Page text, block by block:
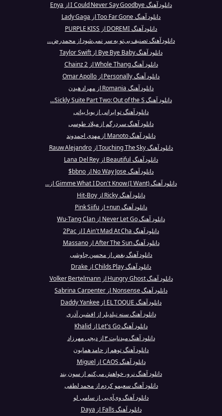
دانلود آهنگ I Could Never Say Goodbye از Enya
دانلود آهنگ Too Far Gone از Lady Gaga
دانلود آهنگ DOREMI از PURPLE KISS
دانلود آهنگ تصنیف بی‌تو به سر نمی‌شود از محمدرض...
دانلود آهنگ Bye Bye Baby از Taylor Swift
دانلود آهنگ Whole Thang از 2 Chainz
دانلود آهنگ Personally از Omar Apollo
دانلود آهنگ Romania از مهراد هیدن
دانلود آهنگ Sickly Suite Part Two: Out of the S...
دانلود آهنگ تو ایرانی از پویا بیاتی
دانلود آهنگ سردرگم از میلاد طوسی
دانلود آهنگ Manoto از مهدی احمدوند
دانلود آهنگ Touching The Sky از Rauw Alejandro
دانلود آهنگ Beautiful از Lana Del Rey
دانلود آهنگ No Way Jose از bbno$
دانلود آهنگ Gimme What I Don't Know (I Want) از...
دانلود آهنگ Ricky از Hit-Boy
دانلود آهنگ nun+ از Pink Siifu
دانلود آهنگ Never Let Go از Wu-Tang Clan
دانلود آهنگ I Ain't Mad At Cha از 2Pac
دانلود آهنگ After The Sun از Massano
دانلود آهنگ بغض از محسن چاوشی
دانلود آهنگ Childs Play از Drake
دانلود آهنگ Hungry Ghost از Volker Bertelmann
دانلود آهنگ Nonsense از Sabrina Carpenter
دانلود آهنگ EL TOQUE از Daddy Yankee
دانلود آهنگ سنه نیلدیلر از افشین آذری
دانلود آهنگ Let's Go از Khalid
دانلود آهنگ میدنایت ۳ از دیجی مهرزاد
دانلود آهنگ توهم از حامد همایون
دانلود آهنگ CAOS از Miguel
دانلود آهنگ نرو، خواهش می‌کنم از سون بند
دانلود آهنگ سعیمو کردم از محمد لطفی
دانلود آهنگ وی‌آی‌پی از سامی لو
دانلود آهنگ Falls از Daya